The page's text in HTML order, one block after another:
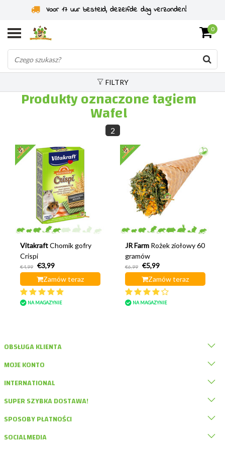
Voor 17 uur besteld, dezelfde dag verzonden!
0
FILTRY
Produkty oznaczone tagiem
Wafel
2
Vitakraft Chomik gofry
Crispi
€4,99
€3,99
Zamów teraz
NA MAGAZYNIE
JR Farm Rożek ziołowy 60
gramów
€6,99
€5,99
Zamów teraz
NA MAGAZYNIE
OBSŁUGA KLIENTA
MOJE KONTO
INTERNATIONAL
SUPER SZYBKA DOSTAWA!
SPOSOBY PŁATNOŚCI
SOCIALMEDIA